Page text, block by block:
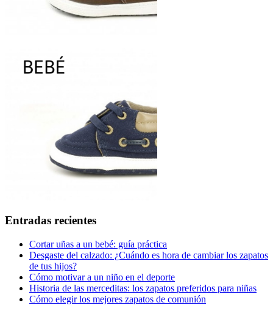
Entradas recientes
Cortar uñas a un bebé: guía práctica
Desgaste del calzado: ¿Cuándo es hora de cambiar los zapatos
de tus hijos?
Cómo motivar a un niño en el deporte
Historia de las merceditas: los zapatos preferidos para niñas
Cómo elegir los mejores zapatos de comunión